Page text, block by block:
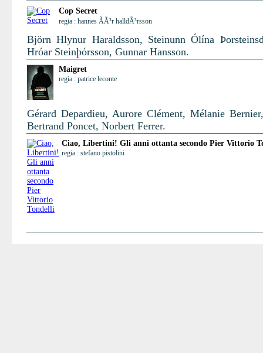
Cop Secret
regia : hannes ÃÃ³r halldÃ³rsson
Björn Hlynur Haraldsson, Steinunn Ólína
Hróar Steinþórsson, Gunnar Hansson.
Maigret
regia : patrice leconte
Gérard Depardieu, Aurore Clément, Mélanie
Bertrand Poncet, Norbert Ferrer.
Ciao, Libertini! Gli anni ottanta secondo Pier Vittorio
regia : stefano pistolini